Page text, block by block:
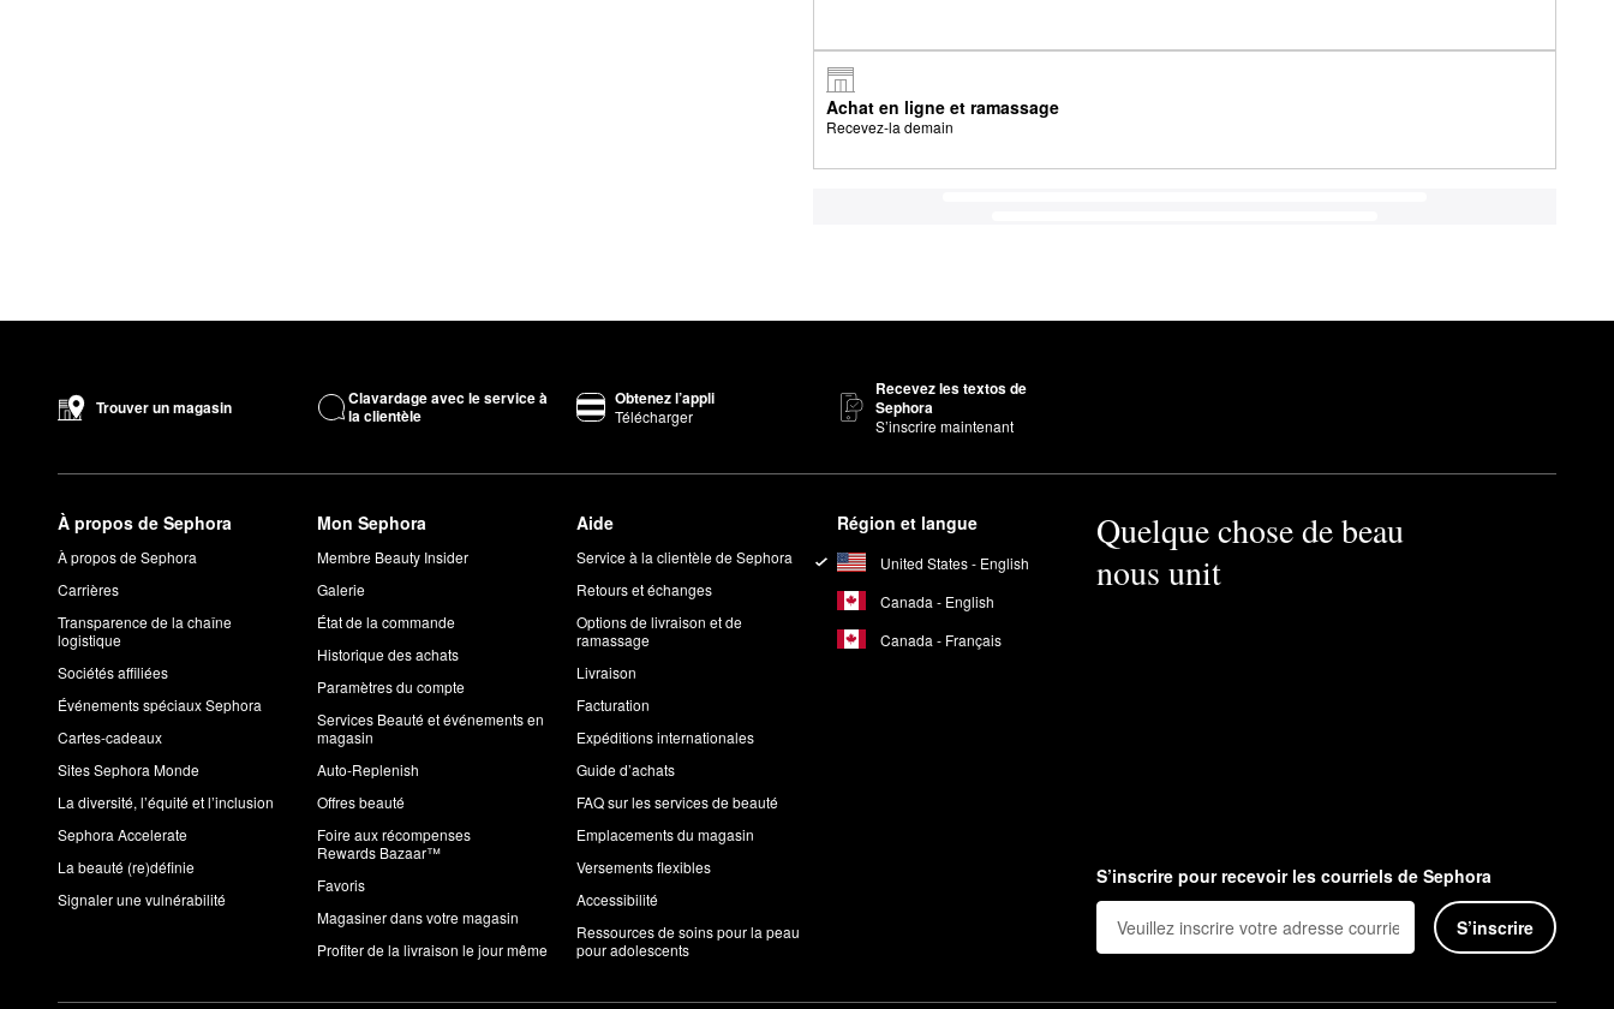
Achat en ligne et ramassage
Recevez-la demain
Trouver un magasin
Clavardage avec le service à
la clientèle
Obtenez l’appli
Télécharger
Recevez les textos de
Sephora
S’inscrire maintenant
À propos de Sephora
À propos de Sephora
Carrières
Transparence de la chaîne
logistique
Sociétés affiliées
Événements spéciaux Sephora
Cartes-cadeaux
Sites Sephora Monde
La diversité, l’équité et l’inclusion
Sephora Accelerate
La beauté (re)définie
Signaler une vulnérabilité
Mon Sephora
Membre Beauty Insider
Galerie
État de la commande
Historique des achats
Paramètres du compte
Services Beauté et événements en
magasin
Auto-Replenish
Offres beauté
Foire aux récompenses
Rewards Bazaar™
Favoris
Magasiner dans votre magasin
Profiter de la livraison le jour même
Aide
Service à la clientèle de Sephora
Retours et échanges
Options de livraison et de
ramassage
Livraison
Facturation
Expéditions internationales
Guide d’achats
FAQ sur les services de beauté
Emplacements du magasin
Versements flexibles
Accessibilité
Ressources de soins pour la peau
pour adolescents
Région et langue
United States - English
Canada - English
Canada - Français
Quelque chose de beau
nous unit
S’inscrire pour recevoir les courriels de Sephora
S’inscrire